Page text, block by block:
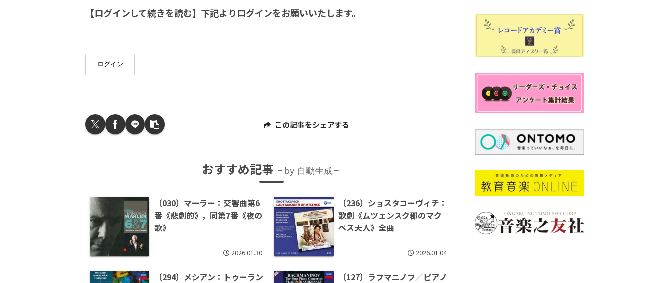
【ログインして続きを読む】下記よりログインをお願いいたします。
ログイン
この記事をシェアする
おすすめ記事 by 自動生成
〔030〕マーラー：交響曲第6
番《悲劇的》，同第7番《夜の
歌》
2026.01.30
〔236〕ショスタコーヴィチ：
歌劇《ムツェンスク郡のマク
ベス夫人》全曲
2026.01.04
〔294〕メシアン：トゥーラン 〔127〕ラフマニノフ／ピアノ